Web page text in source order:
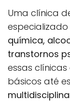
Uma clínica
especializado
química,
transtornos
essas
básicos até